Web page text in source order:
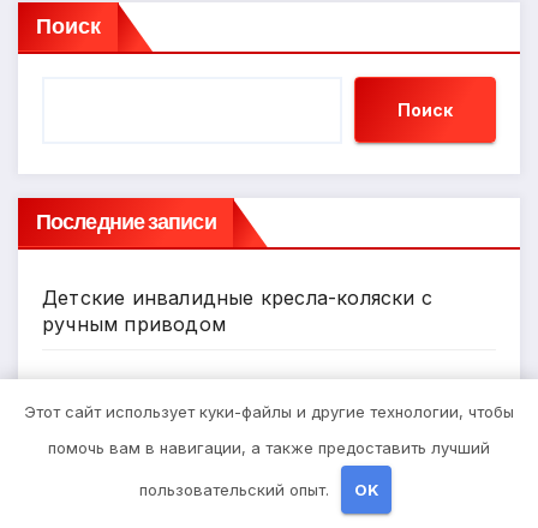
Поиск
Поиск
Последние записи
Детские инвалидные кресла-коляски с
ручным приводом
Выбор гонгов: ассортимент и
Этот сайт использует куки-файлы и другие технологии, чтобы
помочь вам в навигации, а также предоставить лучший
пользовательский опыт. OK